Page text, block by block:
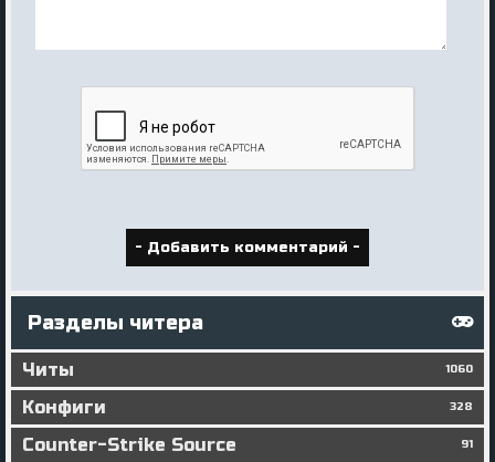
Разделы читера
Читы 1060
Конфиги 328
Counter-Strike Source 91